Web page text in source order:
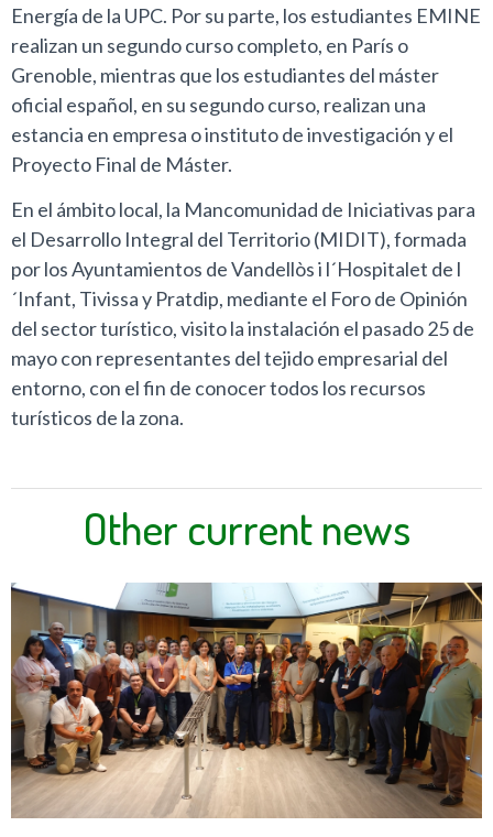
Energía de la UPC. Por su parte, los estudiantes EMINE
realizan un segundo curso completo, en París o
Grenoble, mientras que los estudiantes del máster
oficial español, en su segundo curso, realizan una
estancia en empresa o instituto de investigación y el
Proyecto Final de Máster.
En el ámbito local, la Mancomunidad de Iniciativas para
el Desarrollo Integral del Territorio (MIDIT), formada
por los Ayuntamientos de Vandellòs i l´Hospitalet de l
´Infant, Tivissa y Pratdip, mediante el Foro de Opinión
del sector turístico, visito la instalación el pasado 25 de
mayo con representantes del tejido empresarial del
entorno, con el fin de conocer todos los recursos
turísticos de la zona.
Other current news